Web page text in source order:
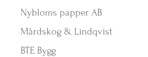
Nybloms papper AB
Mårdskog & Lindqvist
BTE Bygg